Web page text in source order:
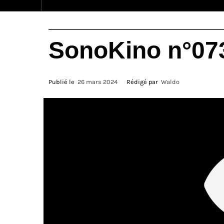
SonoKino
Publié le 26 mars 2024 Rédigé par Waldo